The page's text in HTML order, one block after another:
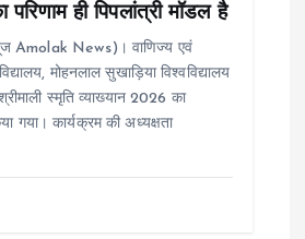
परिणाम ही पिपलांत्री मॉडल है
Amolak News)। वाणिज्य एवं
मोहनलाल सुखाड़िया विश्वविद्यालय
स्मृति व्याख्यान 2026 का
गया। कार्यक्रम की अध्यक्षता